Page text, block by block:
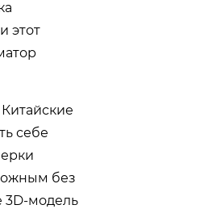
этот
себе
без
3D-модель